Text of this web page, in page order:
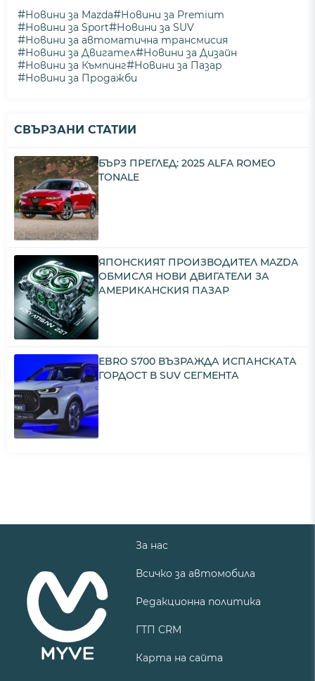
#Новини за Mazda#Новини за Premium
#Новини за Sport#Новини за SUV
#Новини за автоматична трансмисия
#Новини за Двигател#Новини за Дизайн
#Новини за Къмпинг#Новини за Пазар
#Новини за Продажби
СВЪРЗАНИ СТАТИИ
БЪРЗ ПРЕГЛЕД: 2025 ALFA ROMEO
TONALE
ЯПОНСКИЯТ ПРОИЗВОДИТЕЛ MAZDA
ОБМИСЛЯ НОВИ ДВИГАТЕЛИ ЗА
АМЕРИКАНСКИЯ ПАЗАР
EBRO S700 ВЪЗРАЖДА ИСПАНСКАТА
ГОРДОСТ В SUV СЕГМЕНТА
За нас
Всичко за автомобила
Редакционна политика
ГТП CRM
Карта на сайта